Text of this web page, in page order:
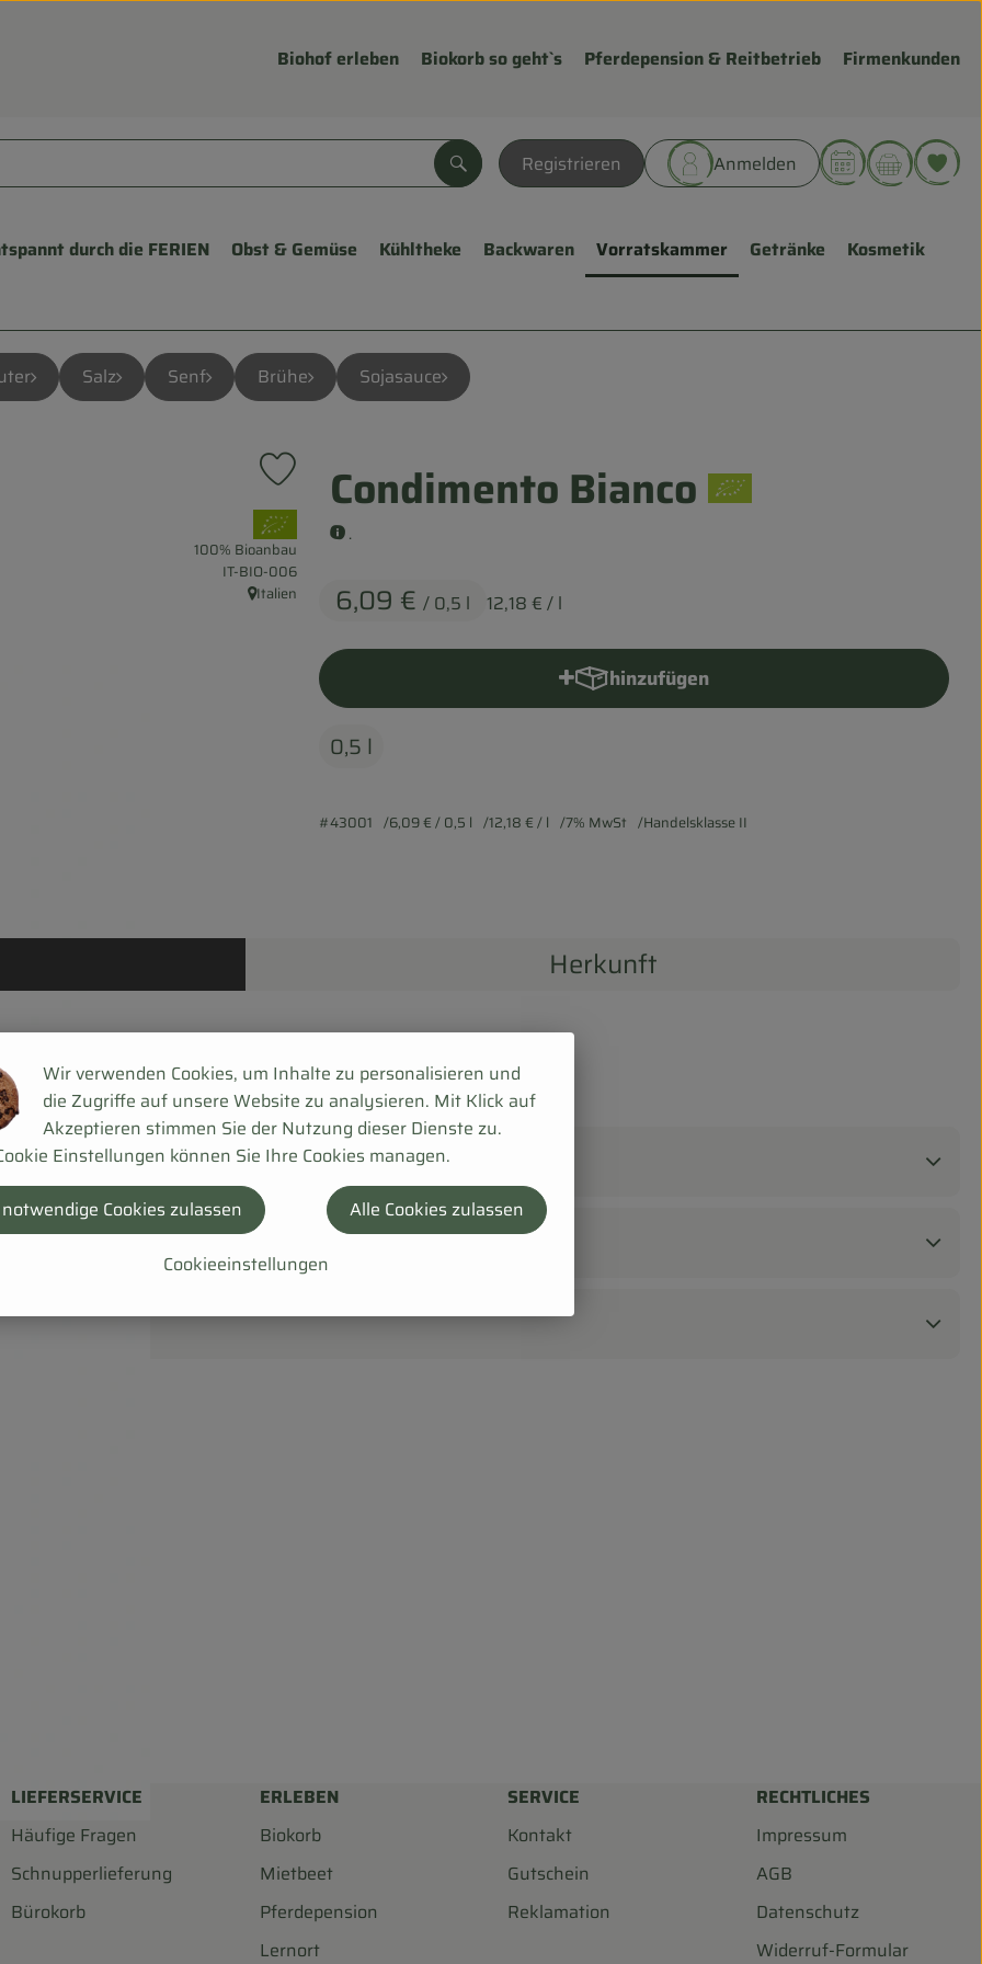
Biohof erleben Biokorb so geht`s Pferdepension & Reitbetrieb Firmenkunden
Registrieren Anmelden
Suchen
durch die FERIEN Obst & Gemüse Kühltheke Backwaren Vorratskammer Getränke Kosmetik
Salz Senf Brühe Sojasauce
Condimento Bianco
.
6,09 € / 0,5 l 12,18 € / l
Produkt zu Favouriten hinzufügen
, Verband:
100% Bioanbau
, Kontrollstelle:
IT-BIO-006
, Herkunft:
Italien
hinzufügen
Produkt zum Warenkorb hinzufügen
0,5 l
#43001 6,09 €/ 0,5 l 12,18 €/ l 7% MwSt Handelsklasse II
Herkunft
LIEFERSERVICE
Häufige Fragen
Schnupperlieferung
Bürokorb
ERLEBEN
Biokorb
Mietbeet
Pferdepension
Lernort
SERVICE
Kontakt
Gutschein
Reklamation
RECHTLICHES
Impressum
AGB
Datenschutz
Widerruf-Formular
Wir verwenden Cookies, um Inhalte zu personalisieren und
die Zugriffe auf unsere Website zu analysieren. Mit Klick auf
Akzeptieren stimmen Sie der Nutzung dieser Dienste zu.
Einstellungen können Sie Ihre Cookies managen.
Cookieeinstellungen
Cookies zulassen Alle Cookies zulassen